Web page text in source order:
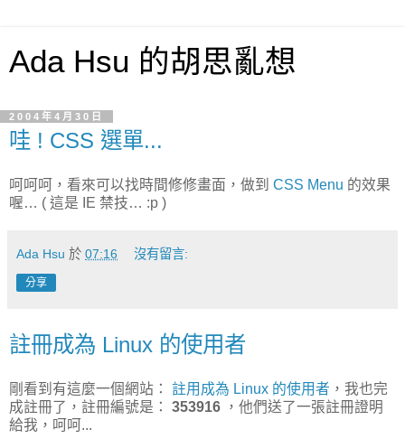
Ada Hsu 的胡思亂想
2004年4月30日
哇 ! CSS 選單...
呵呵呵，看來可以找時間修修畫面，做到 CSS Menu 的效果
喔… ( 這是 IE 禁技… :p )
Ada Hsu 於 07:16 沒有留言:
分享
註冊成為 Linux 的使用者
剛看到有這麼一個網站： 註用成為 Linux 的使用者 ，我也完
成註冊了，註冊編號是： 353916 ，他們送了一張註冊證明
給我，呵呵...